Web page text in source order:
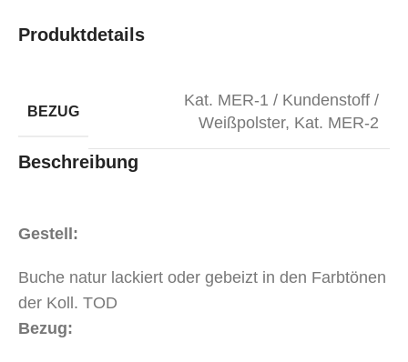
Produktdetails
BEZUG
Kat. MER-1 / Kundenstoff /
Weißpolster, Kat. MER-2
Beschreibung
Gestell:
Buche natur lackiert oder gebeizt in den Farbtönen
der Koll. TOD
Bezug: